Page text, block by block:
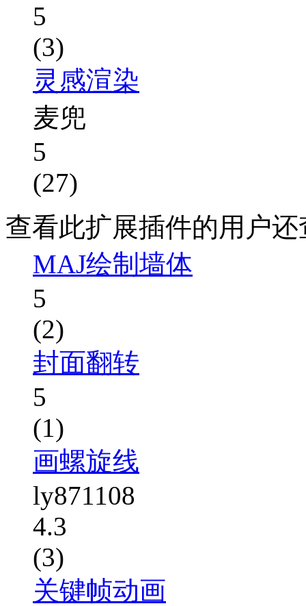
5
(3)
灵感渲染
麦兜
5
(27)
查看此扩展插件的用户
MAJ绘制墙体
5
(2)
封面翻转
5
(1)
画螺旋线
ly871108
4.3
(3)
关键帧动画